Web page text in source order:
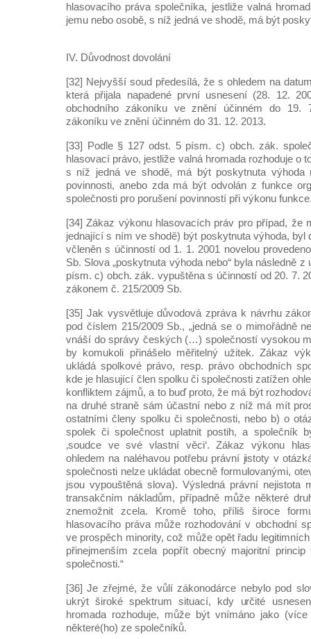
hlasovacího práva společníka, jestliže valná
jemu nebo osobě, s níž jedná ve shodě, má být
IV. Důvodnost dovolání
[32] Nejvyšší soud předesílá, že s ohledem na
která přijala napadené první usnesení (28. 12.
obchodního zákoníku ve znění účinném do 19.
zákoníku ve znění účinném do 31. 12. 2013.
[33] Podle § 127 odst. 5 písm. c) obch. zák.
hlasovací právo, jestliže valná hromada rozhoduje o
s níž jedná ve shodě, má být poskytnuta výhoda
povinnosti, anebo zda má být odvolán z funkce
společnosti pro porušení povinností při výkonu
[34] Zákaz výkonu hlasovacích práv pro případ, že
jednající s ním ve shodě) být poskytnuta výhoda, byl
včleněn s účinností od 1. 1. 2001 novelou
Sb. Slova „poskytnuta výhoda nebo“ byla následně
písm. c) obch. zák. vypuštěna s účinností od 20. 7.
zákonem č. 215/2009 Sb.
[35] Jak vysvětluje důvodová zpráva k návrhu
pod číslem 215/2009 Sb., „jedná se o mimořádně
vnáší do správy českých (…) společností vysokou
by komukoli přinášelo měřitelný užitek. Zákaz
ukládá spolkové právo, resp. právo obchodních
kde je hlasující člen spolku či společnosti zatížen
konfliktem zájmů, a to buď proto, že má být
na druhé straně sám účastní nebo z níž má mít
ostatními členy spolku či společnosti, nebo b) o
spolek či společnost uplatnit postih, a společník
‚soudce ve své vlastní věci‘. Zákaz výkonu
ohledem na naléhavou potřebu právní jistoty v
společnosti nelze ukládat obecně formulovanými,
jsou vypouštěná slova). Výsledná právní nejistota
transakčním nákladům, případně může některé
znemožnit zcela. Kromě toho, příliš široce
hlasovacího práva může rozhodování v obchodní
ve prospěch minority, což může opět řadu
přinejmenším zcela popřít obecný majoritní
společnosti.“
[36] Je zřejmé, že vůlí zákonodárce nebylo pod
ukrýt široké spektrum situací, kdy určité
hromada rozhoduje, může být vnímáno jako
některé(ho) ze společníků.